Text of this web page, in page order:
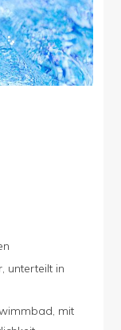
unterteilt in
mit